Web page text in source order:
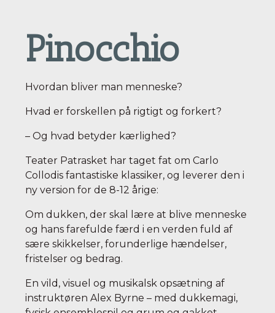
Pinocchio
Hvordan bliver man menneske?
Hvad er forskellen på rigtigt og forkert?
– Og hvad betyder kærlighed?
Teater Patrasket har taget fat om Carlo
Collodis fantastiske klassiker, og leverer den i
ny version for de 8-12 årige:
Om dukken, der skal lære at blive menneske
og hans farefulde færd i en verden fuld af
sære skikkelser, forunderlige hændelser,
fristelser og bedrag.
En vild, visuel og musikalsk opsætning af
instruktøren Alex Byrne – med dukkemagi,